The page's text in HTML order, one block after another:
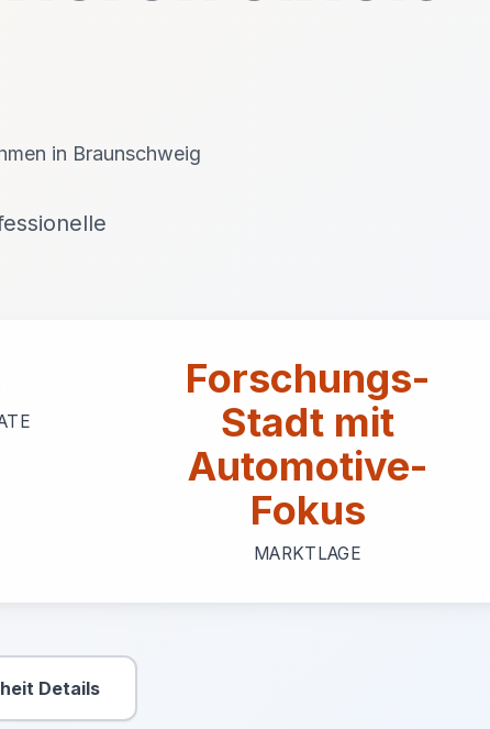
in Braunschweig
Forschungs-
Stadt mit
Automotive-
Fokus
MARKTLAGE
Details
Aktion